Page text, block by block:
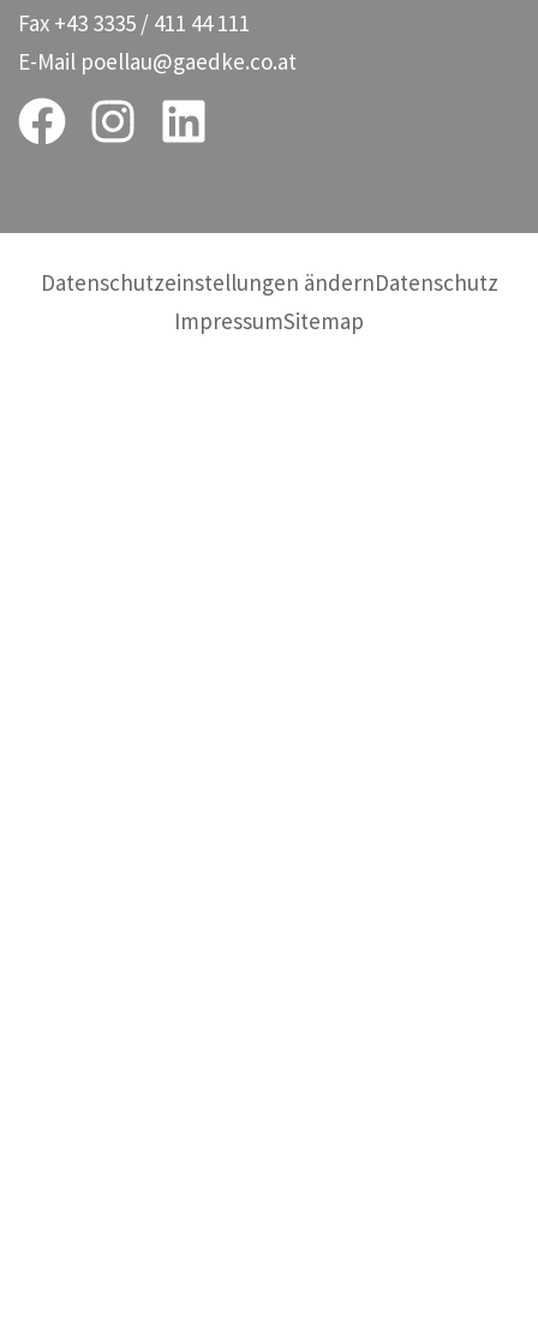
Fax +43 3335 / 411 44 111
E-Mail poellau@gaedke.co.at
Datenschutzeinstellungen ändernDatenschutz
ImpressumSitemap